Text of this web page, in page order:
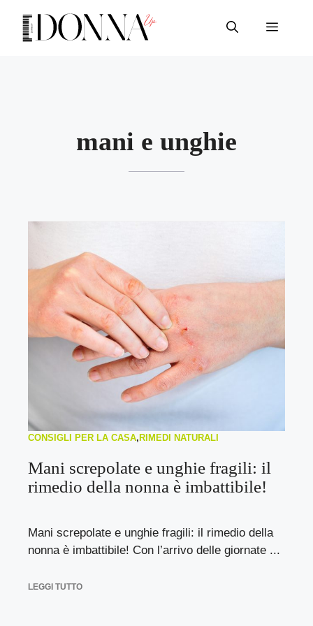
contenuto
Menu
mani e unghie
CONSIGLI PER LA CASA, RIMEDI NATURALI
Mani screpolate e unghie fragili: il
rimedio della nonna è imbattibile!
Mani screpolate e unghie fragili: il rimedio della
nonna è imbattibile! Con l’arrivo delle giornate ...
LEGGI TUTTO